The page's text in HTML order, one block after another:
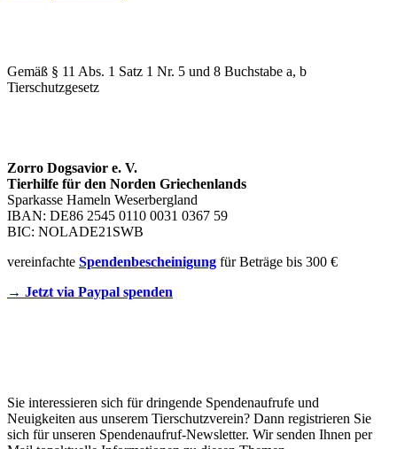
Gemäß § 11 Abs. 1 Satz 1 Nr. 5 und 8 Buchstabe a, b
Tierschutzgesetz
Zorro Dogsavior e. V.
Tierhilfe für den Norden Griechenlands
Sparkasse Hameln Weserbergland
IBAN: DE86 2545 0110 0031 0367 59
BIC: NOLADE21SWB
vereinfachte Spendenbescheinigung für Beträge bis 300 €
→ Jetzt via Paypal spenden
Sie interessieren sich für dringende Spendenaufrufe und
Neuigkeiten aus unserem Tierschutzverein? Dann registrieren Sie
sich für unseren Spendenaufruf-Newsletter. Wir senden Ihnen per